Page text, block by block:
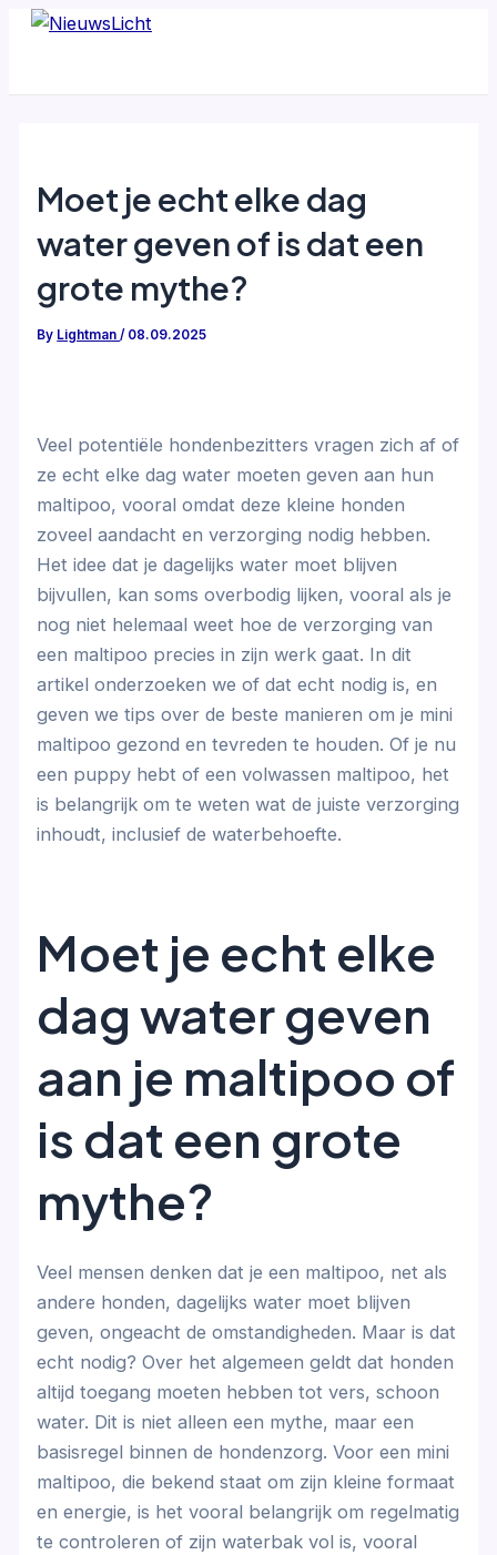
Skip
Moet je echt elke dag
water geven of is dat een
grote mythe?
By Lightman/ 08.09.2025
Veel potentiële hondenbezitters vragen zich af of
ze echt elke dag water moeten geven aan hun
maltipoo, vooral omdat deze kleine honden
zoveel aandacht en verzorging nodig hebben.
Het idee dat je dagelijks water moet blijven
bijvullen, kan soms overbodig lijken, vooral als je
nog niet helemaal weet hoe de verzorging van
een maltipoo precies in zijn werk gaat. In dit
artikel onderzoeken we of dat echt nodig is, en
geven we tips over de beste manieren om je mini
maltipoo gezond en tevreden te houden. Of je nu
een puppy hebt of een volwassen maltipoo, het
is belangrijk om te weten wat de juiste verzorging
inhoudt, inclusief de waterbehoefte.
Moet je echt elke
dag water geven
aan je maltipoo of
is dat een grote
mythe?
Veel mensen denken dat je een maltipoo, net als
andere honden, dagelijks water moet blijven
geven, ongeacht de omstandigheden. Maar is dat
echt nodig? Over het algemeen geldt dat honden
altijd toegang moeten hebben tot vers, schoon
water. Dit is niet alleen een mythe, maar een
basisregel binnen de hondenzorg. Voor een mini
maltipoo, die bekend staat om zijn kleine formaat
en energie, is het vooral belangrijk om regelmatig
te controleren of zijn waterbak vol is, vooral